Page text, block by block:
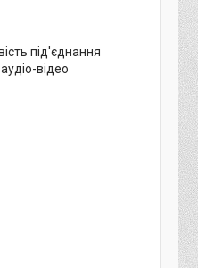
під'єднання
відео